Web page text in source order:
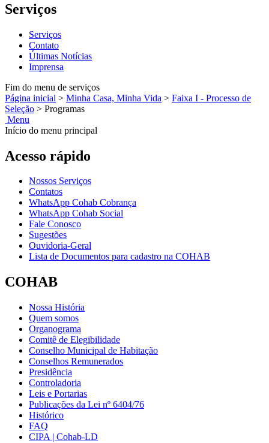
Serviços
Serviços
Contato
Últimas Notícias
Imprensa
Fim do menu de serviços
Página inicial > Minha Casa, Minha Vida > Faixa I - Processo de
Seleção > Programas
Menu
Início do menu principal
Acesso rápido
Nossos Serviços
Contatos
WhatsApp Cohab Cobrança
WhatsApp Cohab Social
Fale Conosco
Sugestões
Ouvidoria-Geral
Lista de Documentos para cadastro na COHAB
COHAB
Nossa História
Quem somos
Organograma
Comitê de Elegibilidade
Conselho Municipal de Habitação
Conselhos Remunerados
Presidência
Controladoria
Leis e Portarias
Publicações da Lei nº 6404/76
Histórico
FAQ
CIPA | Cohab-LD